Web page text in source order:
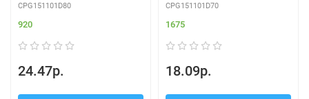
CPG151101D80
920
24.47р.
CPG151101D70
1675
18.09р.